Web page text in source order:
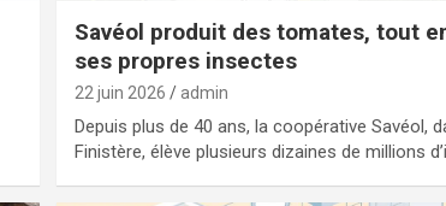
Savéol produit des tomates, tout
ses propres insectes
22 juin 2026 admin
Depuis plus de 40 ans, la coopérative Savéol,
Finistère, élève plusieurs dizaines de millions